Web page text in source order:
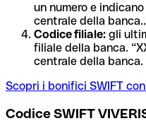
un numero e
centrale della banca..
Codice filiale: gli
filiale della banca.
centrale della banca.
Scopri i bonifici SWIFT
Codice SWIFT